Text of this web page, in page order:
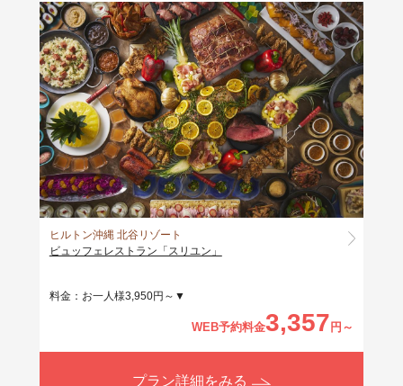
に、時間制限なしでゆっくり楽しめる◎
ヒルトン沖縄 北谷リゾート
ビュッフェレストラン「スリユン」
料金：お一人様3,950円～▼
WEB予約料金3,357円～
プラン詳細をみる